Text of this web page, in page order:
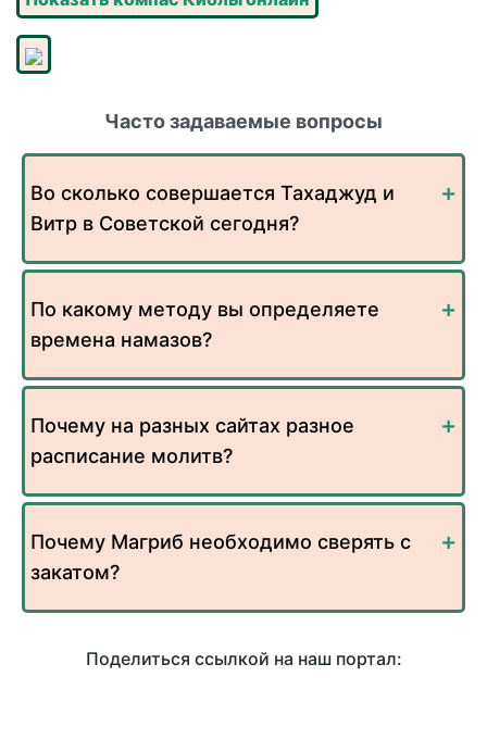
Часто задаваемые вопросы
Во сколько совершается Тахаджуд и
Витр в Советской сегодня?
По какому методу вы определяете
времена намазов?
Почему на разных сайтах разное
расписание молитв?
Почему Магриб необходимо сверять с
закатом?
Поделиться ссылкой на наш портал: